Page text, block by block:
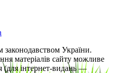
України.
матеріалів сайту можливе
інтернет-видань —